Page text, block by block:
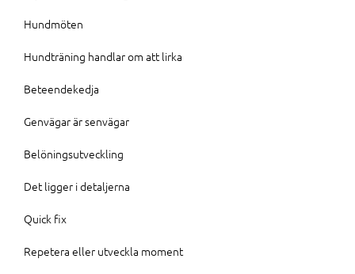
Hundmöten
Hundträning handlar om att lirka
Beteendekedja
Genvägar är senvägar
Belöningsutveckling
Det ligger i detaljerna
Quick fix
Repetera eller utveckla moment